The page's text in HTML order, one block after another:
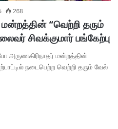
268
“வெற்றி தரும்
சிவக்குமார் பங்கேற்பு
அருணகிரிநாதர் மன்றத்தின்
நடைபெற்ற வெற்றி தரும் வேல்